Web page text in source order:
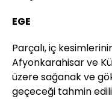
EGE
Parçalı, iç
Afyonkarahisar ve
üzere sağanak ve
geçeceği tahmin